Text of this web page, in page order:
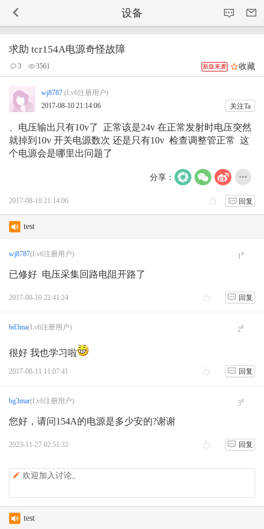
设备
求助 tcr154A电源奇怪故障
3 3561 新版来袭 收藏
wj8787 (Lv6注册用户)
2017-08-10 21:14:06
关注Ta
、电压输出只有10v了 正常该是24v 在正常发射时电压突然
就掉到10v 开关电源数次 还是只有10v 检查调整管正常 这
个电源会是哪里出问题了
分享：
2017-08-10 21:14:06 回复
test
AVRT4 DIGI 不轉發
AS-158海岛编号的诞生
月坨岛登上IOTA海岛名单始末
请教一下阳台鱼竿天线的另一根振子
wj8787(Lv6注册用户) 1#
已修好 电压采集回路电阻开路了
2017-08-10 22:41:24 回复
bd3ma(Lv6注册用户) 2#
很好 我也学习啦
2017-08-11 11:07:41 回复
bg3mar(Lv6注册用户) 3#
您好，请问154A的电源是多少安的?谢谢
2023-11-27 02:51:32 回复
欢迎加入讨论。
test